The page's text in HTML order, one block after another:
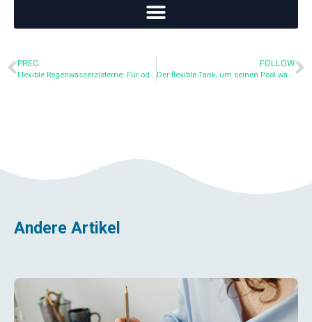
PREC.
Flexible Regenwasserzisterne: Für oder gegen Wassergewinnung?
FOLLOW
Der flexible Tank, um seinen Pool während einer Wasserknappheit zu füllen
Andere Artikel